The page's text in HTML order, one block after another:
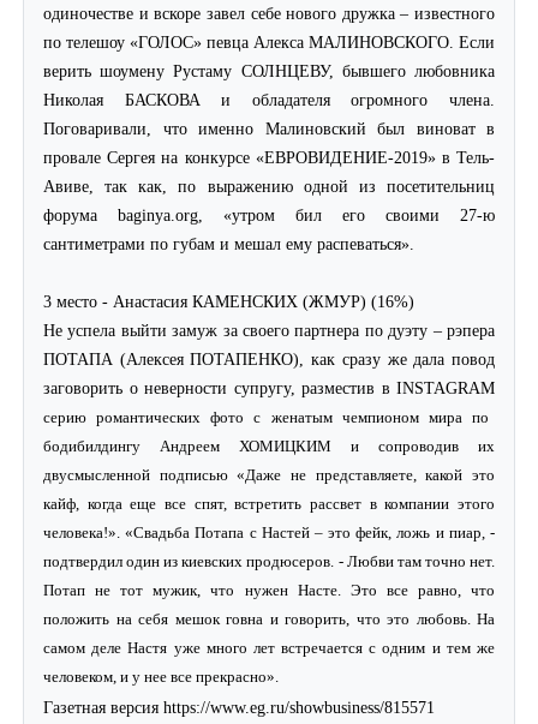
одиночестве и вскоре завел себе нового дружка – известного
по телешоу «ГОЛОС» певца Алекса МАЛИНОВСКОГО. Если
верить шоумену Рустаму СОЛНЦЕВУ, бывшего любовника
Николая БАСКОВА и обладателя огромного члена.
Поговаривали, что именно Малиновский был виноват в
провале Сергея на конкурсе «ЕВРОВИДЕНИЕ-2019» в Тель-
Авиве, так как, по выражению одной из посетительниц
форума baginya.org, «утром бил его своими 27-ю
сантиметрами по губам и мешал ему распеваться».
3 место - Анастасия КАМЕНСКИХ (ЖМУР) (16%)
Не успела выйти замуж за своего партнера по дуэту – рэпера
ПОТАПА (Алексея ПОТАПЕНКО), как сразу же дала повод
заговорить о неверности супругу, разместив в INSTAGRAM
серию романтических фото с женатым чемпионом мира по
бодибилдингу Андреем ХОМИЦКИМ и сопроводив их
двусмысленной подписью «Даже не представляете, какой это
кайф, когда еще все спят, встретить рассвет в компании этого
человека!». «Свадьба Потапа с Настей – это фейк, ложь и пиар, -
подтвердил один из киевских продюсеров. - Любви там точно нет.
Потап не тот мужик, что нужен Насте. Это все равно, что
положить на себя мешок говна и говорить, что это любовь. На
самом деле Настя уже много лет встречается с одним и тем же
человеком, и у нее все прекрасно».
Газетная версия https://www.eg.ru/showbusiness/815571